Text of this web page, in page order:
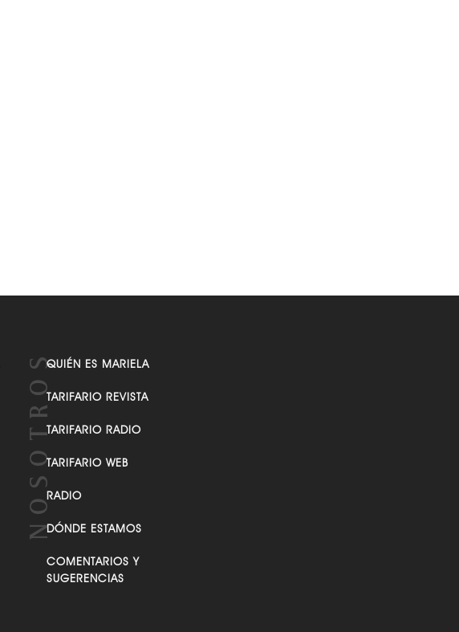
QUIÉN ES MARIELA
TARIFARIO REVISTA
TARIFARIO RADIO
TARIFARIO WEB
RADIO
DÓNDE ESTAMOS
COMENTARIOS Y
SUGERENCIAS